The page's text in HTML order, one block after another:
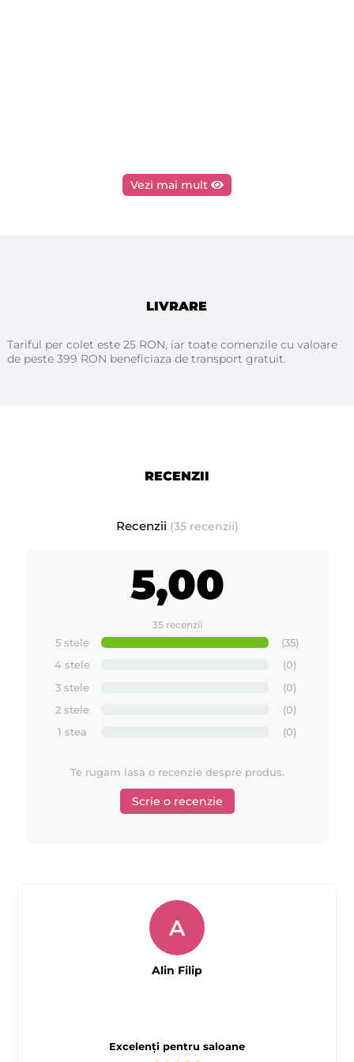
Vezi mai mult
LIVRARE
Tariful per colet este 25 RON, iar toate comenzile cu valoare
de peste 399 RON beneficiaza de transport gratuit.
RECENZII
Recenzii (35 recenzii)
5,00
35 recenzii
5 stele
(35)
4 stele
(0)
3 stele
(0)
2 stele
(0)
1 stea
(0)
Te rugam lasa o recenzie despre produs.
Scrie o recenzie
Excelenți pentru saloane
A
Alin Filip